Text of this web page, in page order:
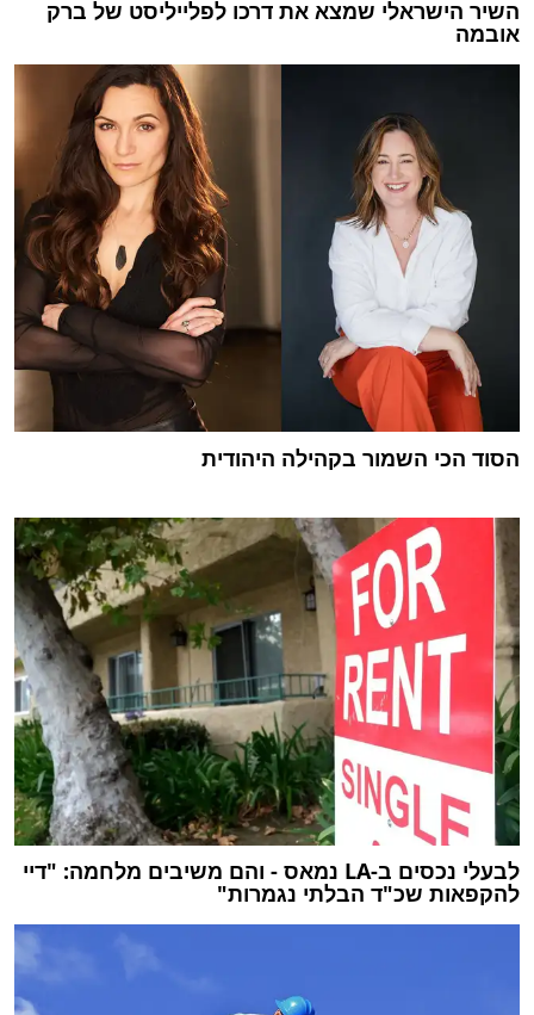
השיר הישראלי שמצא את דרכו לפלייליסט של ברק
אובמה
הסוד הכי השמור בקהילה היהודית
לבעלי נכסים ב-LA נמאס - והם משיבים מלחמה: "דיי
להקפאות שכ"ד הבלתי נגמרות"